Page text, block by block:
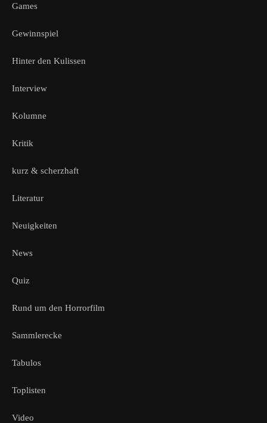
Games
Gewinnspiel
Hinter den Kulissen
Interview
Kolumne
Kritik
kurz & scherzhaft
Literatur
Neuigkeiten
News
Quiz
Rund um den Horrorfilm
Sammlerecke
Tabulos
Toplisten
Video